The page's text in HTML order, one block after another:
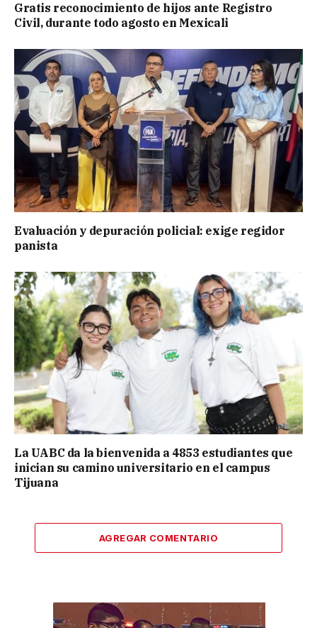
Gratis reconocimiento de hijos ante Registro
Civil, durante todo agosto en Mexicali
Evaluación y depuración policial: exige regidor
panista
La UABC da la bienvenida a 4853 estudiantes que
inician su camino universitario en el campus
Tijuana
AGREGAR COMENTARIO